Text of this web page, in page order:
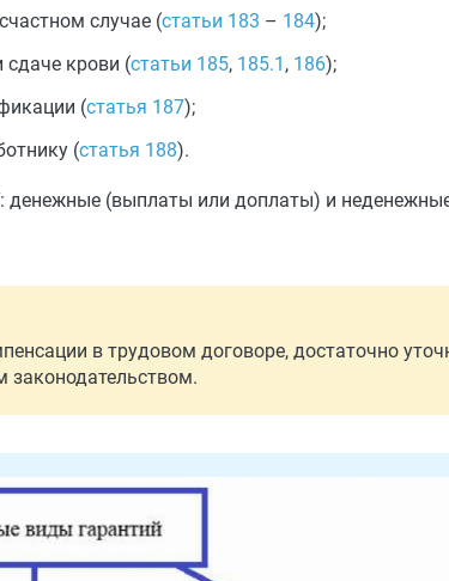
случае (статьи 183 – 184);
сдаче крови (статьи 185, 185.1 , 186);
(статья 187);
(статья 188).
(выплаты или доплаты) и
в трудовом договоре, достаточно
законодательством.